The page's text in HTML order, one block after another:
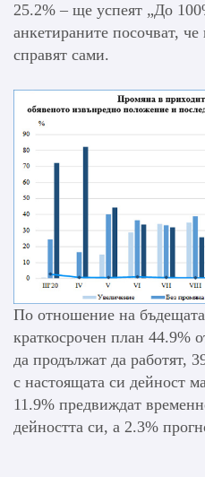
25.2% – ще успеят „До
анкетираните посочват,
справят сами.
По отношение на
краткосрочен план 44.9%
да продължат да работят,
с настоящата си дейност
11.9% предвиждат
дейността си, а 2.3%